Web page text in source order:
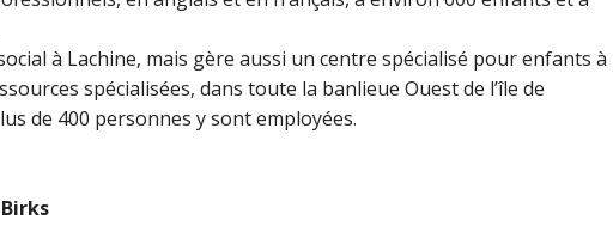
à Lachine, mais gère aussi un centre spécialisé pour enfants à
spécialisées, dans toute la banlieue Ouest de l’île de
de 400 personnes y sont employées.